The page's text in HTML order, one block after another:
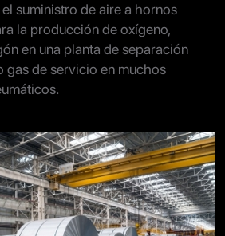
suministro de aire a hornos
la producción de oxígeno,
en una planta de separación
gas de servicio en muchos